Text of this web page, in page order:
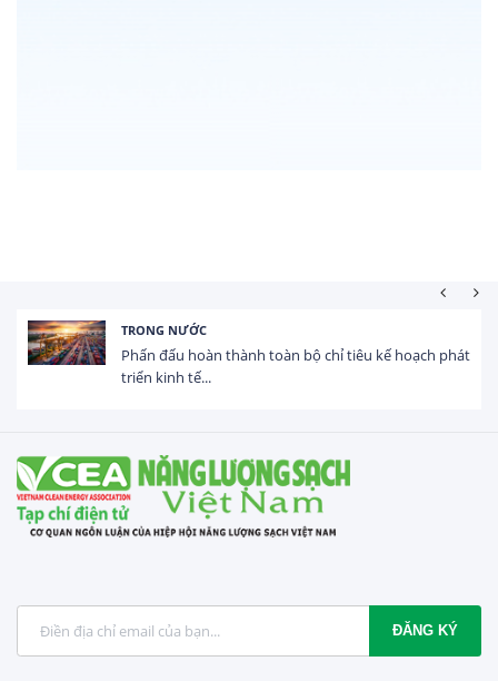
TRONG NƯỚC
Phấn đấu hoàn thành toàn bộ chỉ tiêu kế hoạch phát
triển kinh tế...
ĐĂNG KÝ